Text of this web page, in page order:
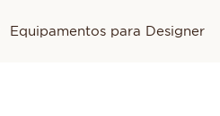
Equipamentos para Designer